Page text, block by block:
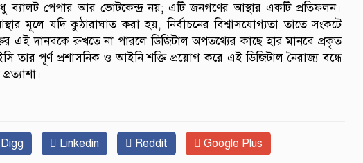
ব্যালট পেপার আর ভোটকেন্দ্র নয়; এটি জনগণের আস্থার একটি প্রতিফলন।
মূলে যদি কুঠারাঘাত করা হয়, নির্বাচনের বিশ্বাসযোগ্যতা তাতে সংকটে
এই দানবকে রুখতে না পারলে ডিজিটাল অপতথ্যের কাছে হার মানবে প্রকৃত
তার পূর্ণ প্রশাসনিক ও আইনি শক্তি প্রয়োগ করে এই ডিজিটাল নৈরাজ্য বন্ধে
Digg Linkedin Reddit Google Plus